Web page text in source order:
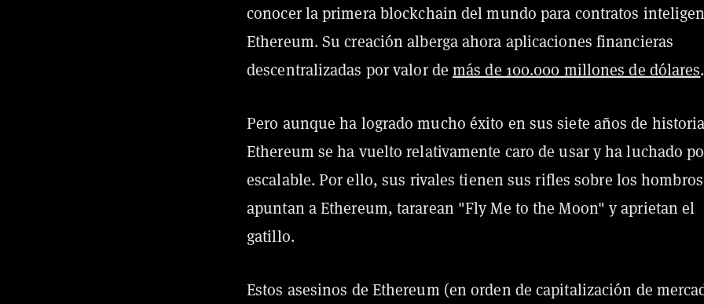
conocer la primera blockchain del mundo para contratos
Ethereum. Su creación alberga ahora aplicaciones financieras
descentralizadas por valor demás de 100.000 millones de dólares.
Pero aunque ha logrado mucho éxito en sus siete años de
Ethereum se ha vuelto relativamente caro de usar y ha luchado
escalable. Por ello, sus rivales tienen sus rifles sobre los
apuntan a Ethereum, tararean "Fly Me to the Moon" y aprietan el
gatillo.
Estos asesinos de Ethereum (en orden de capitalización de